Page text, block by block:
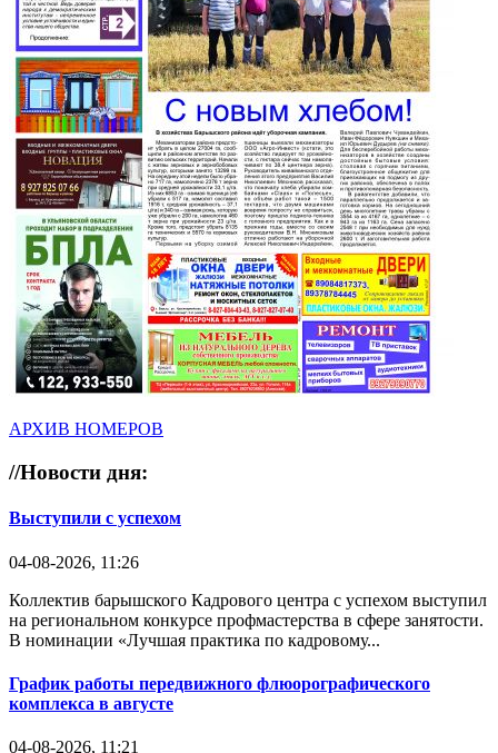
АРХИВ НОМЕРОВ
//Новости дня:
Выступили с успехом
04-08-2026, 11:26
Коллектив барышского Кадрового центра с успехом выступил
на региональном конкурсе профмастерства в сфере занятости.
В номинации «Лучшая практика по кадровому...
График работы передвижного флюорографического
комплекса в августе
04-08-2026, 11:21